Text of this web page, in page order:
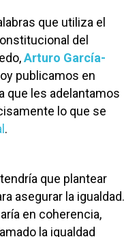
que utiliza el
del
Arturo García-
publicamos en
que les adelantamos
lo que se
.
que plantear
asegurar la igualdad.
en coherencia,
la igualdad